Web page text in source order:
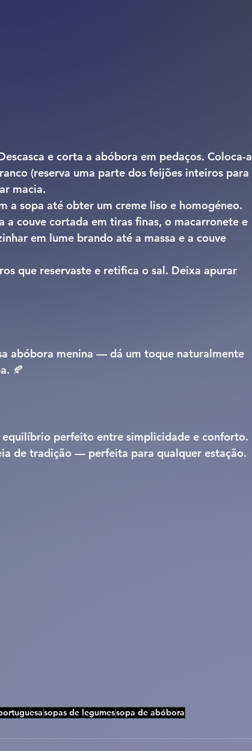
e corta a abóbora em pedaços. Coloca-a
(reserva uma parte dos feijões inteiros para
macia.
a sopa até obter um creme liso e homogéneo.
a couve cortada em tiras finas, o macarronete e
em lume brando até a massa e a couve
que reservaste e retifica o sal. Deixa apurar
abóbora menina — dá um toque naturalmente
🍂
equilíbrio perfeito entre simplicidade e conforto.
de tradição — perfeita para qualquer estação.
sopas de legumessopa de abóbora